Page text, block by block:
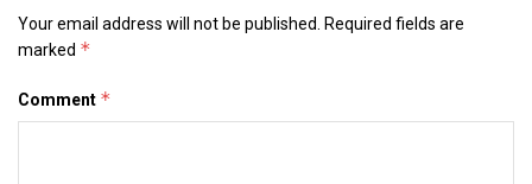
Your email address will not be published.
Required fields are
marked *
Comment *